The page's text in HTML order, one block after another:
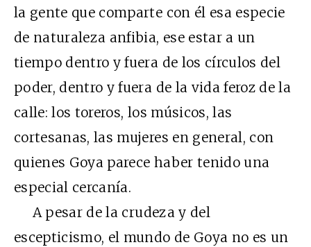
la gente que comparte con él esa especie
de naturaleza anfibia, ese estar a un
tiempo dentro y fuera de los círculos del
poder, dentro y fuera de la vida feroz de la
calle: los toreros, los músicos, las
cortesanas, las mujeres en general, con
quienes Goya parece haber tenido una
especial cercanía.
A pesar de la crudeza y del
escepticismo, el mundo de Goya no es un